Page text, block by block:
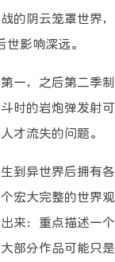
的阴云笼罩世界
影响深远。
一，之后第二季
时的岩炮弹发射
才流失的问题。
到异世界后拥有
宏大完整的世界
来：重点描述一
部分作品可能只